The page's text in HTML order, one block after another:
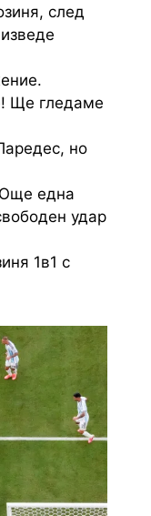
след
Ще гледаме
но
една
удар
1в1 с